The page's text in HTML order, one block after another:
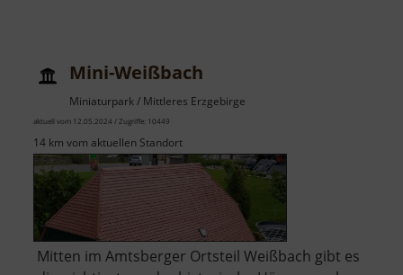
Mini-Weißbach
Miniaturpark / Mittleres Erzgebirge
aktuell vom 12.05.2024 / Zugriffe: 10449
14 km vom aktuellen Standort
Mitten im Amtsberger Ortsteil Weißbach gibt es